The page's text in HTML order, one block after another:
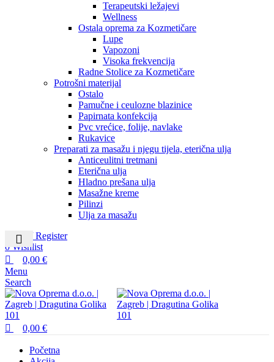
Terapeutski ležajevi
Wellness
Ostala oprema za Kozmetičare
Lupe
Vapozoni
Visoka frekvencija
Radne Stolice za Kozmetičare
Potrošni materijal
Ostalo
Pamučne i ceulozne blazinice
Papirnata konfekcija
Pvc vrećice, folije, navlake
Rukavice
Preparati za masažu i njegu tijela, eterična ulja
Anticeulitni tretmani
Eterična ulja
Hladno prešana ulja
Masažne kreme
Pilinzi
Ulja za masažu
Login / Register
0 Wishlist
0,00 €
Menu
Search
0,00 €
Početna